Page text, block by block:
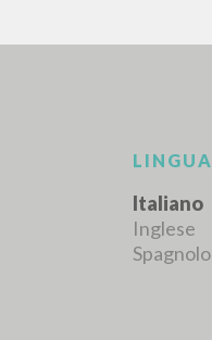
LINGUA
Italiano
Inglese
Spagnolo